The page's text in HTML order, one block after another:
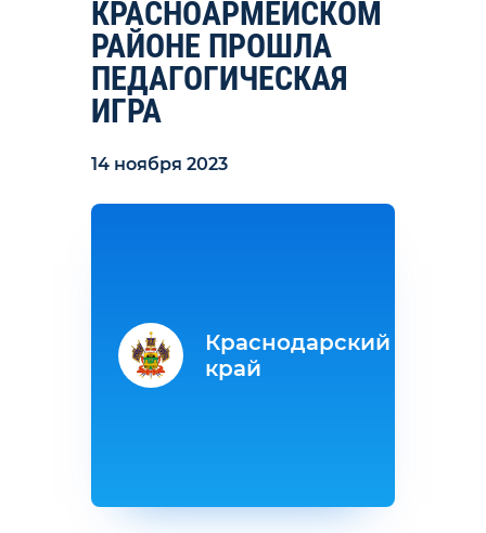
КРАСНОАРМЕЙСКОМ
РАЙОНЕ ПРОШЛА
ПЕДАГОГИЧЕСКАЯ
ИГРА
14 ноября 2023
Краснодарский
край